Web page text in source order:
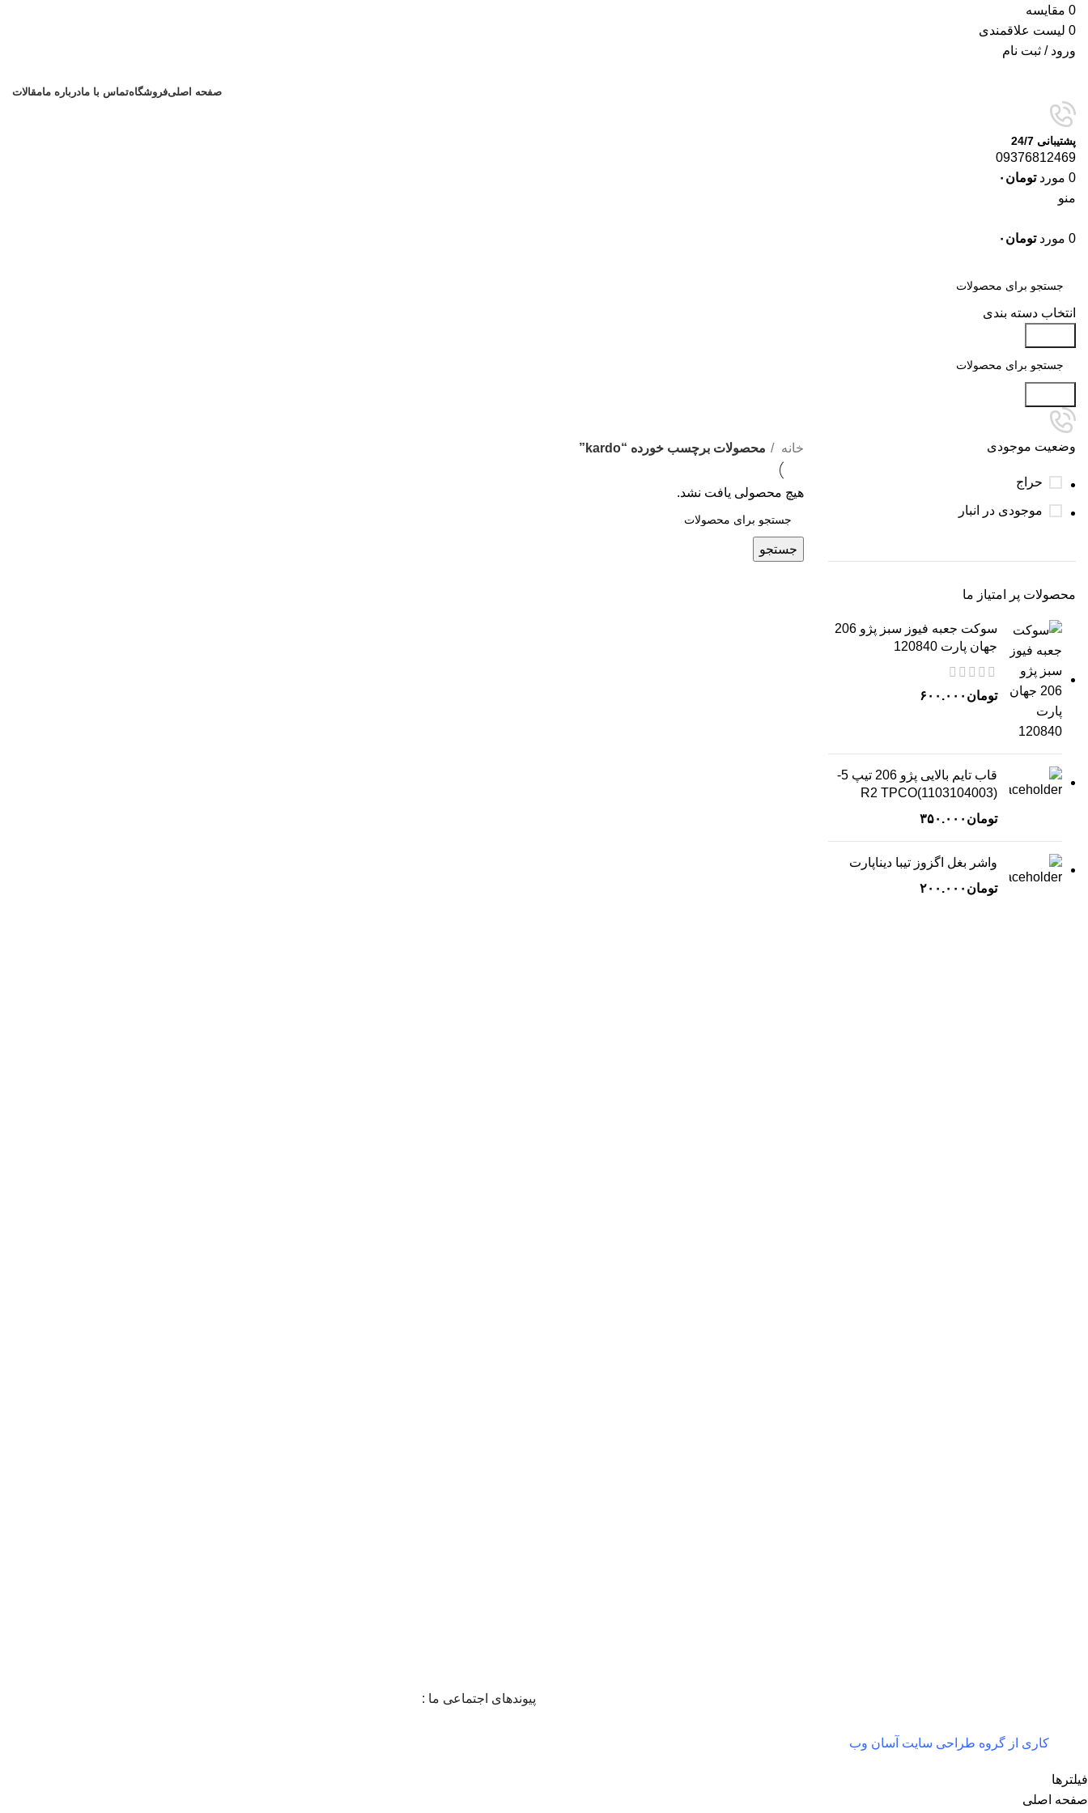
0 مقایسه
0 لیست علاقمندی
ورود / ثبت نام
صفحه اصلیفروشگاهتماس با مادرباره مامقالات
پشتیبانی 24/7
09376812469
0 مورد تومان ۰
منو
0 مورد تومان ۰
انتخاب دسته بندی
وضعیت موجودی
حراج
موجودی در انبار
محصولات پر امتیاز ما
سوکت جعبه فیوز سبز پژو 206
جهان پارت 120840
تومان ۶۰۰.۰۰۰
قاب تایم بالایی پژو 206 تیپ 5-
R2 TPCO(1103104003)
تومان ۳۵۰.۰۰۰
واشر بغل اگزوز تیبا دیناپارت
تومان ۲۰۰.۰۰۰
خانه محصولات برچسب خورده “kardo”
هیچ محصولی یافت نشد.
جستجو
کاری از گروه طراحی سایت آسان وب
پیوندهای اجتماعی ما :
فیلترها
صفحه اصلی